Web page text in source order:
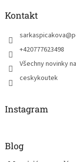
Kontakt
sarkaspicakova@
+420777623498
Všechny novinky
ceskykoutek
Instagram
Blog